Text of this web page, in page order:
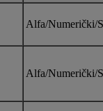
Alfa/Numerički/
Alfa/Numerički/